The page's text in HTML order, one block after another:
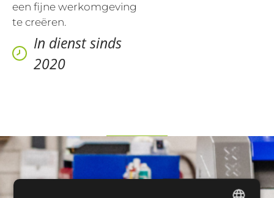
een fijne werkomgeving
te creëren.
In dienst sinds
2020